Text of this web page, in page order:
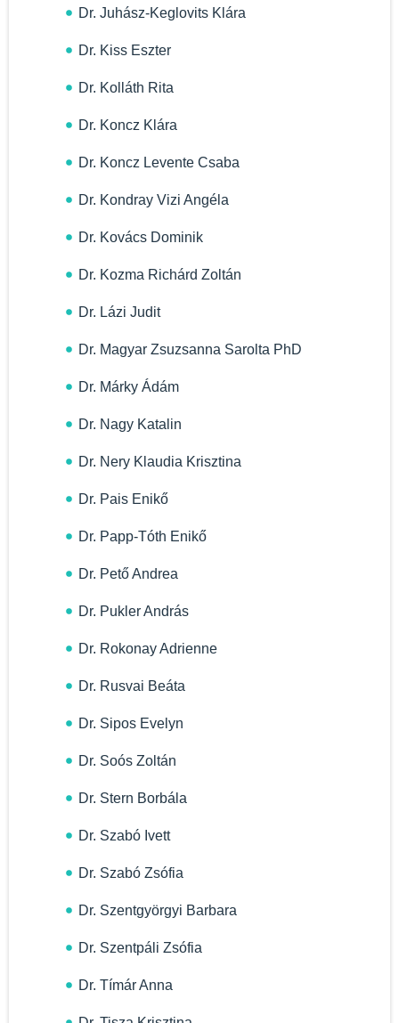
Dr. Juhász-Keglovits Klára
Dr. Kiss Eszter
Dr. Kolláth Rita
Dr. Koncz Klára
Dr. Koncz Levente Csaba
Dr. Kondray Vizi Angéla
Dr. Kovács Dominik
Dr. Kozma Richárd Zoltán
Dr. Lázi Judit
Dr. Magyar Zsuzsanna Sarolta PhD
Dr. Márky Ádám
Dr. Nagy Katalin
Dr. Nery Klaudia Krisztina
Dr. Pais Enikő
Dr. Papp-Tóth Enikő
Dr. Pető Andrea
Dr. Pukler András
Dr. Rokonay Adrienne
Dr. Rusvai Beáta
Dr. Sipos Evelyn
Dr. Soós Zoltán
Dr. Stern Borbála
Dr. Szabó Ivett
Dr. Szabó Zsófia
Dr. Szentgyörgyi Barbara
Dr. Szentpáli Zsófia
Dr. Tímár Anna